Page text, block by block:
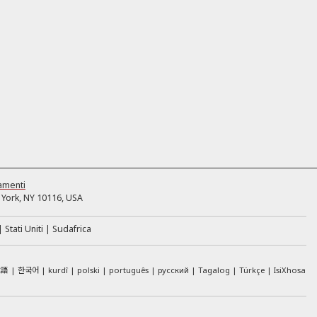
NY 10116, USA
Stati Uniti Sudafrica
한국어 kurdî polski português русский Tagalog Türkçe IsiXhosa